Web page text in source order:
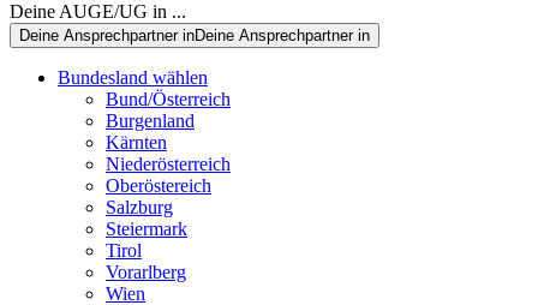
Deine AUGE/UG in ...
Deine Ansprechpartner inDeine Ansprechpartner in
Bundesland wählen
Bund/Österreich
Burgenland
Kärnten
Niederösterreich
Oberöstereich
Salzburg
Steiermark
Tirol
Vorarlberg
Wien